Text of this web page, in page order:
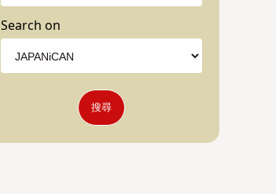
Search on
搜尋